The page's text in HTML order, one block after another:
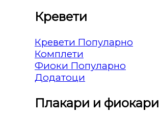
Кревети
Кревети
Комплети
Фиоки
Додатоци
Плакари и фиокари